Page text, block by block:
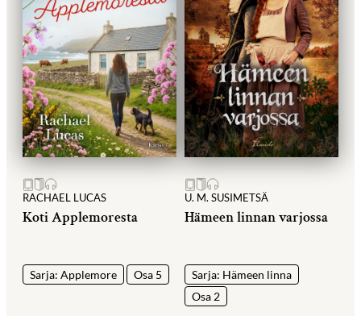
RACHAEL LUCAS
Koti Applemoresta
Sarja: Applemore Osa 5
U. M. SUSIMETSÄ
Hämeen linnan varjossa
Sarja: Hämeen linna
Osa 2